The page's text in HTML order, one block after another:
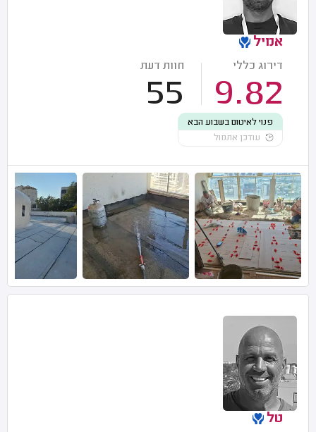
אמיל
דירוג כללי
9.82
חוות דעת
55
פנוי לאיטום בשבוע הבא
עודכן אתמול
טל